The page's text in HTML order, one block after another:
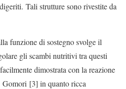
Tali strutture sono rivestite da
funzione di sostegno svolge il
gli scambi nutritivi tra questi
dimostrata con la reazione
[3] in quanto ricca